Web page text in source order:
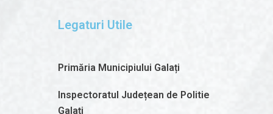
Legaturi Utile
Primăria Municipiului Galați
Inspectoratul Județean de Politie
Galați